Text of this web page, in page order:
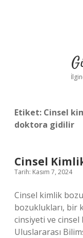
Etiket: Cinsel
doktora gidilir
Cinsel
Tarih: Kasım 7, 2024
Cinsel kimlik
bozuklukları, bir
cinsiyeti ve
Uluslararası